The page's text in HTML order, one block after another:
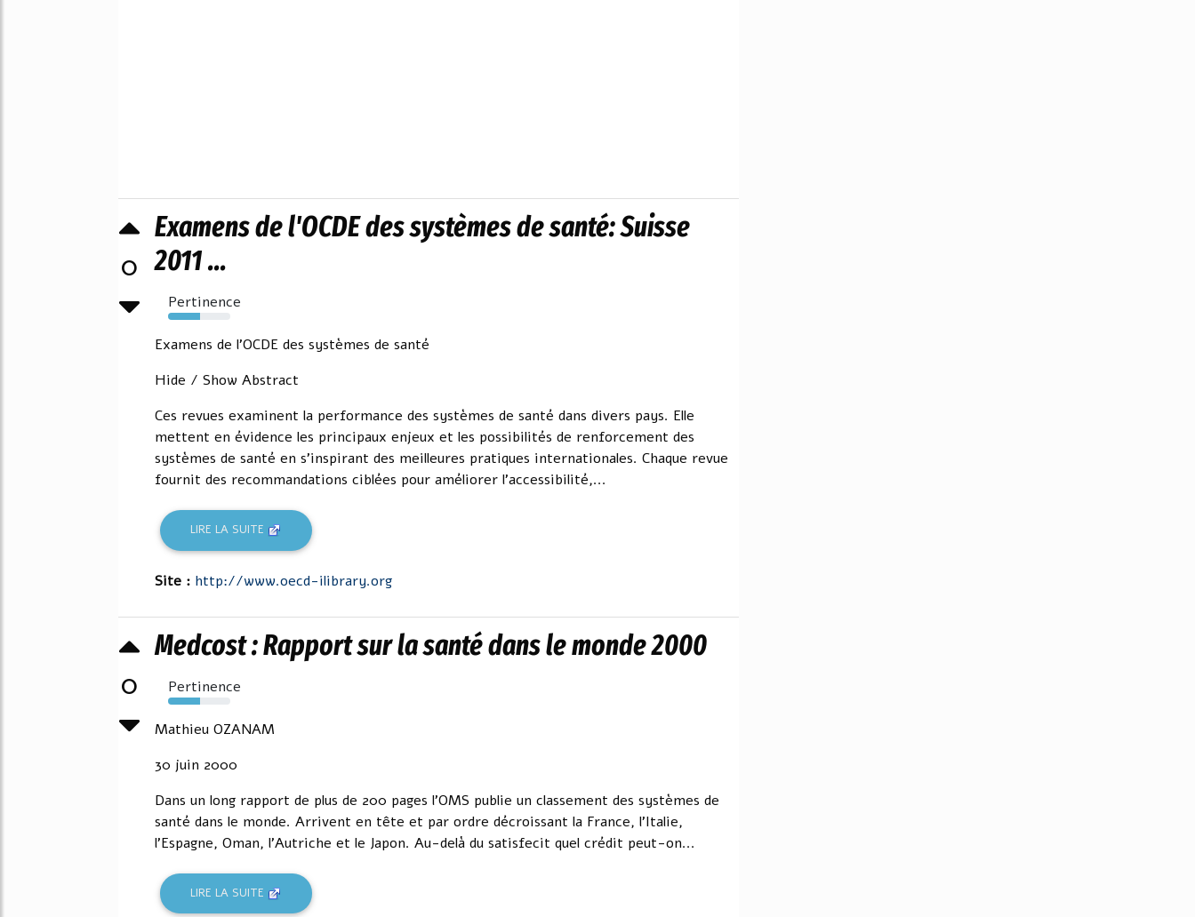
0
Examens de l'OCDE des systèmes de santé: Suisse
2011 ...
Pertinence
52%
Examens de l'OCDE des systèmes de santé
Hide / Show Abstract
Ces revues examinent la performance des systèmes de santé dans divers pays. Elle
mettent en évidence les principaux enjeux et les possibilités de renforcement des
systèmes de santé en s'inspirant des meilleures pratiques internationales. Chaque revue
fournit des recommandations ciblées pour améliorer l'accessibilité,...
LIRE LA SUITE
Site : http://www.oecd-ilibrary.org
0
Medcost : Rapport sur la santé dans le monde 2000
Pertinence
52%
Mathieu OZANAM
30 juin 2000
Dans un long rapport de plus de 200 pages l’OMS publie un classement des systèmes de
santé dans le monde. Arrivent en tête et par ordre décroissant la France, l’Italie,
l’Espagne, Oman, l’Autriche et le Japon. Au-delà du satisfecit quel crédit peut-on...
LIRE LA SUITE